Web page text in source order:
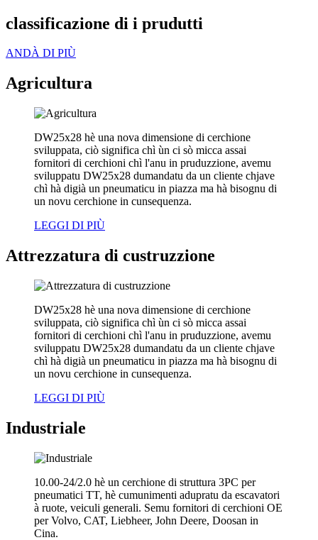
classificazione di i prudutti
ANDÀ DI PIÙ
Agricultura
DW25x28 hè una nova dimensione di cerchione
sviluppata, ciò significa chì ùn ci sò micca assai
fornitori di cerchioni chì l'anu in pruduzzione, avemu
sviluppatu DW25x28 dumandatu da un cliente chjave
chì hà digià un pneumaticu in piazza ma hà bisognu di
un novu cerchione in cunsequenza.
LEGGI DI PIÙ
Attrezzatura di custruzzione
DW25x28 hè una nova dimensione di cerchione
sviluppata, ciò significa chì ùn ci sò micca assai
fornitori di cerchioni chì l'anu in pruduzzione, avemu
sviluppatu DW25x28 dumandatu da un cliente chjave
chì hà digià un pneumaticu in piazza ma hà bisognu di
un novu cerchione in cunsequenza.
LEGGI DI PIÙ
Industriale
10.00-24/2.0 hè un cerchione di struttura 3PC per
pneumatici TT, hè cumunimenti adupratu da escavatori
à ruote, veiculi generali. Semu fornitori di cerchioni OE
per Volvo, CAT, Liebheer, John Deere, Doosan in
Cina.